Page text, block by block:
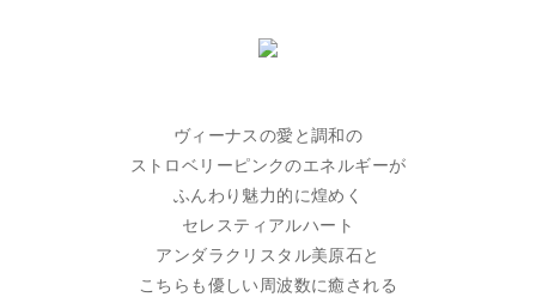
ヴィーナスの愛と調和の
ストロベリーピンクのエネルギーが
ふんわり魅力的に煌めく
セレスティアルハート
アンダラクリスタル美原石と
こちらも優しい周波数に癒される